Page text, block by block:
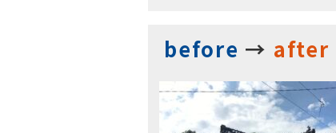
before → after